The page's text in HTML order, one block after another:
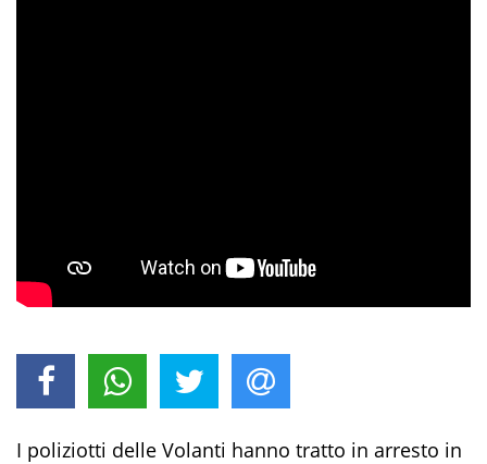
I poliziotti delle Volanti hanno tratto in arresto in